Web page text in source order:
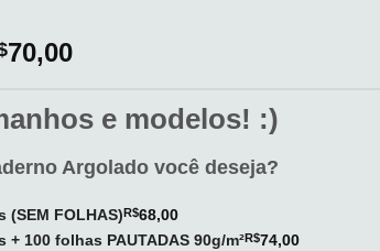
70,00
e modelos! :)
Argolado você deseja?
(SEM FOLHAS)R$68,00
+ 100 folhas PAUTADAS 90g/m²R$74,00